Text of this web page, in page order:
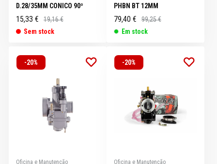
D.28/35MM CONICO 90º
15,33 €
19,16 €
Sem stock
PHBN BT 12MM
79,40 €
99,25 €
Em stock
-20%
Oficina e Manutenção
-20%
Oficina e Manutenção